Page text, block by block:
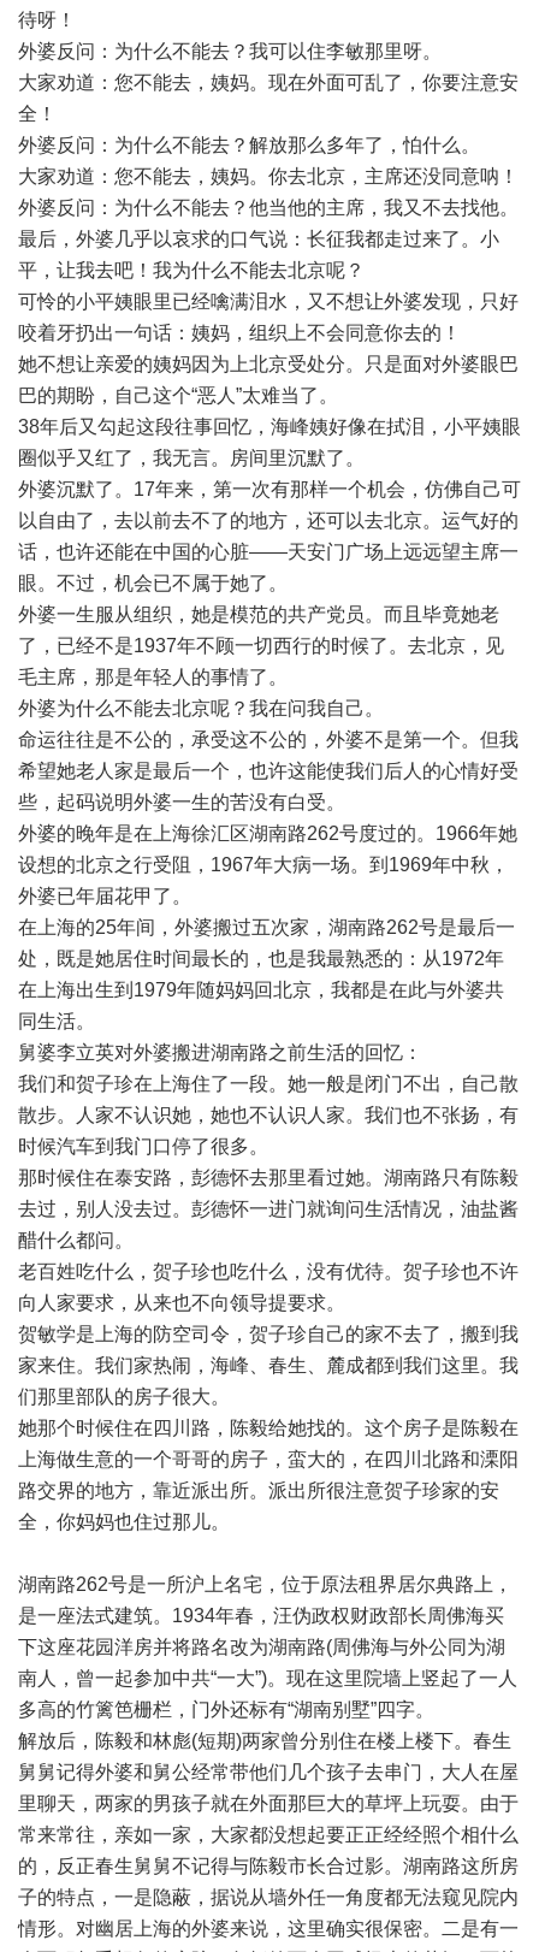
待呀！
外婆反问：为什么不能去？我可以住李敏那里呀。
大家劝道：您不能去，姨妈。现在外面可乱了，你要注意安
全！
外婆反问：为什么不能去？解放那么多年了，怕什么。
大家劝道：您不能去，姨妈。你去北京，主席还没同意呐！
外婆反问：为什么不能去？他当他的主席，我又不去找他。
最后，外婆几乎以哀求的口气说：长征我都走过来了。小
平，让我去吧！我为什么不能去北京呢？
可怜的小平姨眼里已经噙满泪水，又不想让外婆发现，只好
咬着牙扔出一句话：姨妈，组织上不会同意你去的！
她不想让亲爱的姨妈因为上北京受处分。只是面对外婆眼巴
巴的期盼，自己这个“恶人”太难当了。
38年后又勾起这段往事回忆，海峰姨好像在拭泪，小平姨眼
圈似乎又红了，我无言。房间里沉默了。
外婆沉默了。17年来，第一次有那样一个机会，仿佛自己可
以自由了，去以前去不了的地方，还可以去北京。运气好的
话，也许还能在中国的心脏——天安门广场上远远望主席一
眼。不过，机会已不属于她了。
外婆一生服从组织，她是模范的共产党员。而且毕竟她老
了，已经不是1937年不顾一切西行的时候了。去北京，见
毛主席，那是年轻人的事情了。
外婆为什么不能去北京呢？我在问我自己。
命运往往是不公的，承受这不公的，外婆不是第一个。但我
希望她老人家是最后一个，也许这能使我们后人的心情好受
些，起码说明外婆一生的苦没有白受。
外婆的晚年是在上海徐汇区湖南路262号度过的。1966年她
设想的北京之行受阻，1967年大病一场。到1969年中秋，
外婆已年届花甲了。
在上海的25年间，外婆搬过五次家，湖南路262号是最后一
处，既是她居住时间最长的，也是我最熟悉的：从1972年
在上海出生到1979年随妈妈回北京，我都是在此与外婆共
同生活。
舅婆李立英对外婆搬进湖南路之前生活的回忆：
我们和贺子珍在上海住了一段。她一般是闭门不出，自己散
散步。人家不认识她，她也不认识人家。我们也不张扬，有
时候汽车到我门口停了很多。
那时候住在泰安路，彭德怀去那里看过她。湖南路只有陈毅
去过，别人没去过。彭德怀一进门就询问生活情况，油盐酱
醋什么都问。
老百姓吃什么，贺子珍也吃什么，没有优待。贺子珍也不许
向人家要求，从来也不向领导提要求。
贺敏学是上海的防空司令，贺子珍自己的家不去了，搬到我
家来住。我们家热闹，海峰、春生、麓成都到我们这里。我
们那里部队的房子很大。
她那个时候住在四川路，陈毅给她找的。这个房子是陈毅在
上海做生意的一个哥哥的房子，蛮大的，在四川北路和溧阳
路交界的地方，靠近派出所。派出所很注意贺子珍家的安
全，你妈妈也住过那儿。
湖南路262号是一所沪上名宅，位于原法租界居尔典路上，
是一座法式建筑。1934年春，汪伪政权财政部长周佛海买
下这座花园洋房并将路名改为湖南路(周佛海与外公同为湖
南人，曾一起参加中共“一大”)。现在这里院墙上竖起了一人
多高的竹篱笆栅栏，门外还标有“湖南别墅”四字。
解放后，陈毅和林彪(短期)两家曾分别住在楼上楼下。春生
舅舅记得外婆和舅公经常带他们几个孩子去串门，大人在屋
里聊天，两家的男孩子就在外面那巨大的草坪上玩耍。由于
常来常往，亲如一家，大家都没想起要正正经经照个相什么
的，反正春生舅舅不记得与陈毅市长合过影。湖南路这所房
子的特点，一是隐蔽，据说从墙外任一角度都无法窥见院内
情形。对幽居上海的外婆来说，这里确实很保密。二是有一